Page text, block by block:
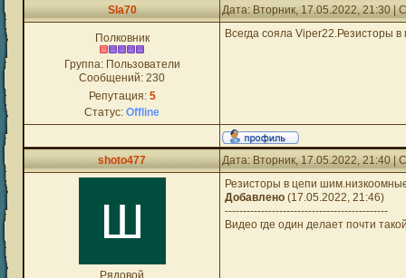
Sla70 Дата: Вторник, 17.05.2022, 21:30 |
Полковник
Группа: Пользователи
Сообщений: 230
Репутация: 5
Статус: Offline
Всегда сояла Viper22.Резисторы в
shoto477 Дата: Вторник, 17.05.2022, 21:40 |
Рядовой
Резисторы в цепи
Добавлено (17.05.2022, 21:46)
---------------------------------------------
Видео где один делает почти